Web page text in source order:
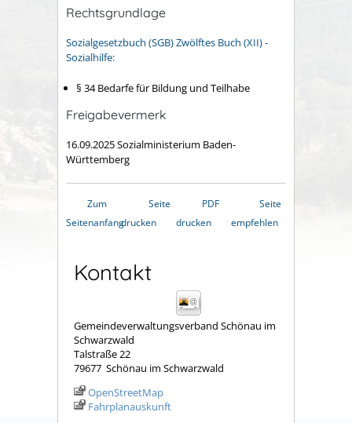
Rechtsgrundlage
Sozialgesetzbuch (SGB) Zwölftes Buch (XII) -
Sozialhilfe:
§ 34 Bedarfe für Bildung und Teilhabe
Freigabevermerk
16.09.2025 Sozialministerium Baden-
Württemberg
Zum
Seitenanfang
Seite
drucken
PDF
drucken
Seite
empfehlen
Kontakt
Gemeindeverwaltungsverband Schönau im
Schwarzwald
Talstraße 22
79677 Schönau im Schwarzwald
OpenStreetMap
Fahrplanauskunft